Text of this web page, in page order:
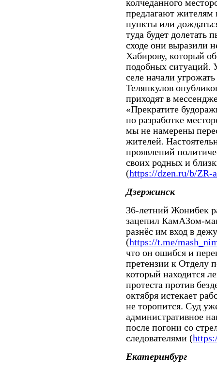
колчеданного
предлагают жителям
пункты или
туда будет долетать
сходе они выразили
Хабирову, который
подобных ситуаций.
селе начали
Теляпкулов
приходят в
«Прекратите
по разработке
мы не намерены
жителей.
проявлений
своих родных и
(https://dzen.ru/b/ZR-
Дзержинск
36-летний Жонибек
зацепил КамАЗом-
разнёс им вход в
(https://t.me/
что он ошибся и
претензии к Отделу
который находится
протеста против
октября истекает
не торопится. Суд
административное
после погони со
следователями (
Екатеринбург